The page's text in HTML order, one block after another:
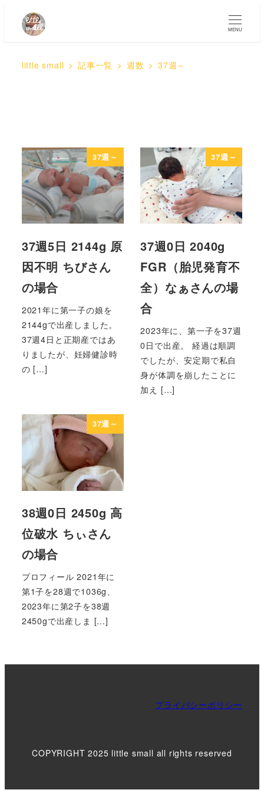
MENU
little small 記事一覧 週数 37週～
37週～
37週5日 2144g 原
因不明 ちびさん
の場合
2021年に第一子の娘を
2144gで出産しました。
37週4日と正期産ではあ
りましたが、妊婦健診時
の […]
37週～
37週0日 2040g
FGR（胎児発育不
全）なぁさんの場
合
2023年に、第一子を37週
0日で出産。 経過は順調
でしたが、安定期で私自
身が体調を崩したことに
加え […]
37週～
38週0日 2450g 高
位破水 ちぃさん
の場合
プロフィール 2021年に
第1子を28週で1036g、
2023年に第2子を38週
2450gで出産しま […]
プライバシーポリシー
COPYRIGHT 2025 little small all rights reserved